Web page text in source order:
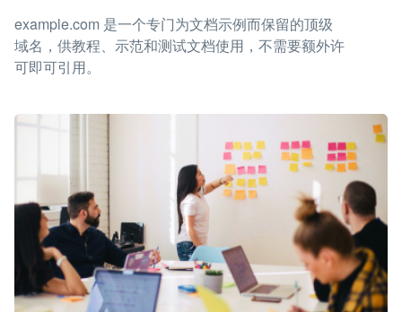
example.com 是一个专门为文档示例而保留的顶级
域名，供教程、示范和测试文档使用，不需要额外许
可即可引用。